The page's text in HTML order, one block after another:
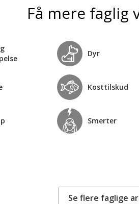
Få mere faglig
Dyr
Kosttilskud
Smerter
Se flere faglige